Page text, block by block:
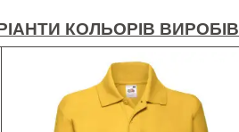
КОЛЬОРІВ ВИРОБІВ